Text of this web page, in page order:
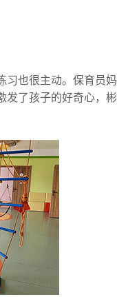
习也很主动。保育员妈
发了孩子的好奇心，彬